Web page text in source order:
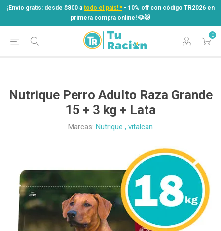
¡Envío gratis: desde $800 a todo el país! * - 10% off con código TR2026 en
primera compra online! ​🐶​🐱
0
¡Envío gratis: desde $800 atodo el país! *
- 10% off con código TR2026 en
primera compra online! ​🐶​🐱
Nutrique Perro Adulto Raza Grande
15 + 3 kg + Lata
Marcas: Nutrique , vitalcan